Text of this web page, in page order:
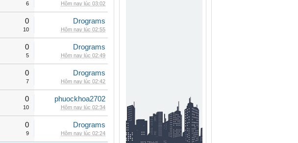
6 Hôm nay lúc 03:02
0
10
Drograms
Hôm nay lúc 02:55
0
5
Drograms
Hôm nay lúc 02:49
0
7
Drograms
Hôm nay lúc 02:42
0
10
phuockhoa2702
Hôm nay lúc 02:34
0
9
Drograms
Hôm nay lúc 02:24